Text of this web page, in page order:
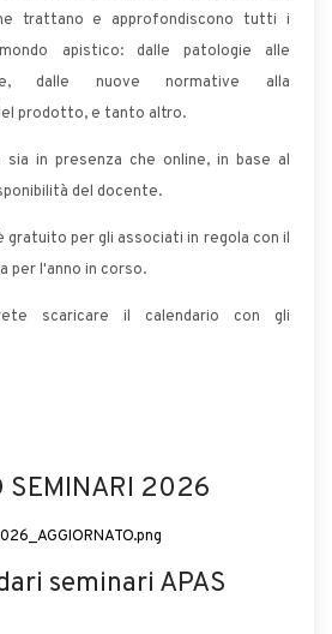
trattano e approfondiscono tutti i
apistico: dalle patologie alle
dalle nuove normative alla
prodotto, e tanto altro.
sia in presenza che online, in base al
del docente.
gratuito per gli associati in regola con il
per l'anno in corso.
scaricare il calendario con gli
SEMINARI 2026
seminari APAS